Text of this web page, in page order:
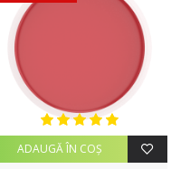
ADAUGĂ ÎN COŞ